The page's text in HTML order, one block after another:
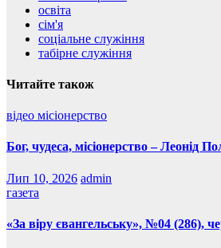
освіта
сім'я
соціальне служіння
табірне служіння
Читайте також
відео місіонерство
Бог, чудеса, місіонерство – Леонід
Лип 10, 2026 admin
газета
«За віру євангельську», №04 (286),